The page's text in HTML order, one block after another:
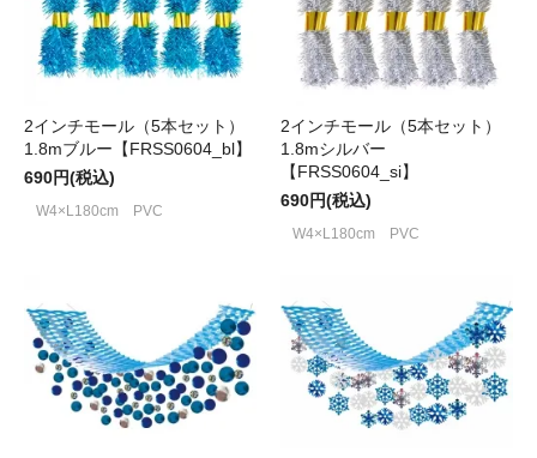
2インチモール（5本セット）
1.8mブルー【FRSS0604_bl】
690円(税込)
W4×L180cm PVC
2インチモール（5本セット）
1.8mシルバー
【FRSS0604_si】
690円(税込)
W4×L180cm PVC